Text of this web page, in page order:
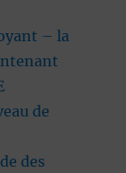
– la
de
des